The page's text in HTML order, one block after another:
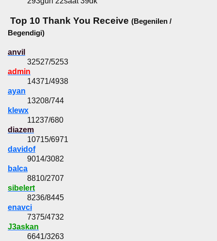
Top 10 Thank You Receive (Begenilen /
Begendigi)
anvil
32527/5253
admin
14371/4938
ayan
13208/744
klewx
11237/680
diazem
10715/6971
davidof
9014/3082
balca
8810/2707
sibelert
8236/8445
enavci
7375/4732
J3askan
6641/3263